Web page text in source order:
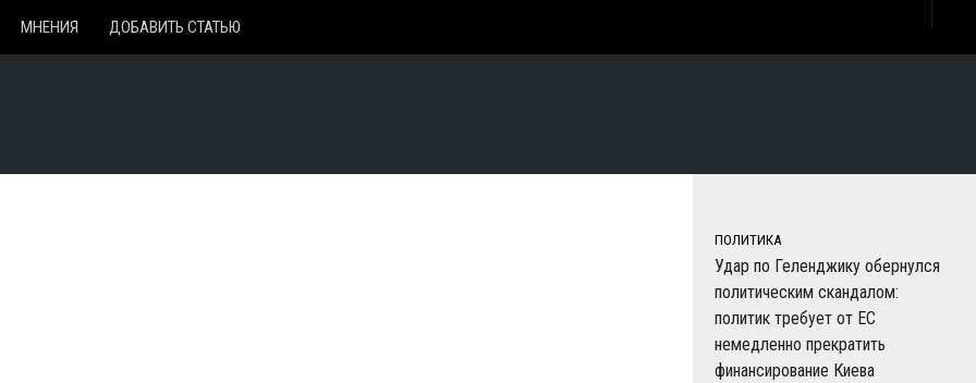
МНЕНИЯ ДОБАВИТЬ СТАТЬЮ
ПОЛИТИКА
Удар по Геленджику обернулся
политическим скандалом:
политик требует от ЕС
немедленно прекратить
финансирование Киева